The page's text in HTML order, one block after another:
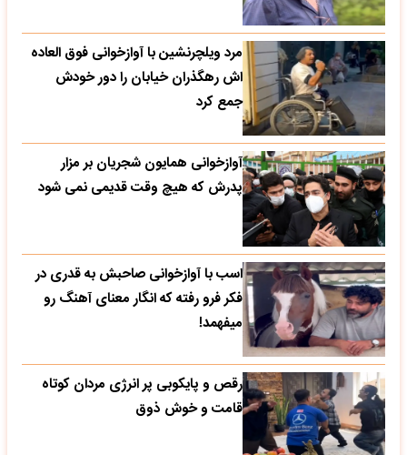
مرد ویلچرنشین با آوازخوانی فوق العاده
اش رهگذران خیابان را دور خودش
جمع کرد
آوازخوانی همایون شجریان بر مزار
پدرش که هیچ وقت قدیمی نمی شود
اسب با آوازخوانی صاحبش به قدری در
فکر فرو رفته که انگار معنای آهنگ رو
میفهمد!
رقص و پایکوبی پر انرژی مردان کوتاه
قامت و خوش ذوق